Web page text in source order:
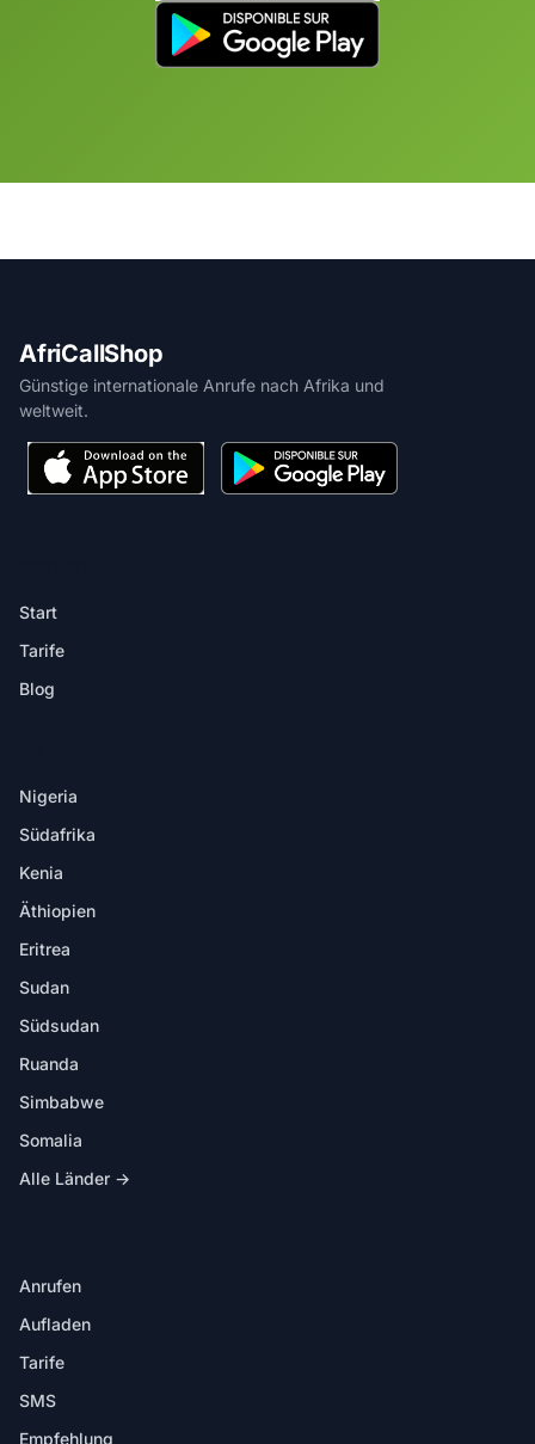
AfriCallShop
Günstige internationale Anrufe nach Afrika und
weltweit.
Start
Tarife
Blog
Nigeria
Südafrika
Kenia
Äthiopien
Eritrea
Sudan
Südsudan
Ruanda
Simbabwe
Somalia
Alle Länder →
Anrufen
Aufladen
Tarife
SMS
Empfehlung